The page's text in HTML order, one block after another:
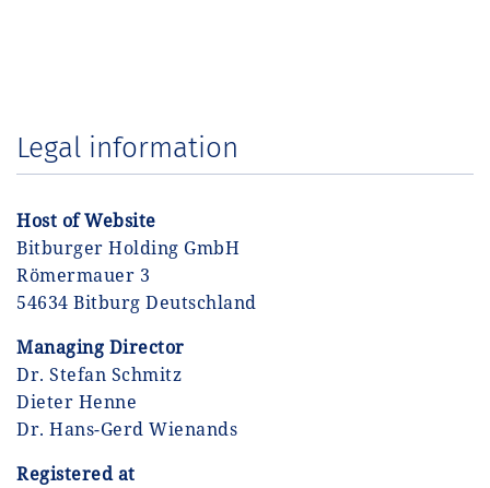
Legal information
Host of Website
Bitburger Holding GmbH
Römermauer 3
54634 Bitburg Deutschland
Managing Director
Dr. Stefan Schmitz
Dieter Henne
Dr. Hans-Gerd Wienands
Registered at